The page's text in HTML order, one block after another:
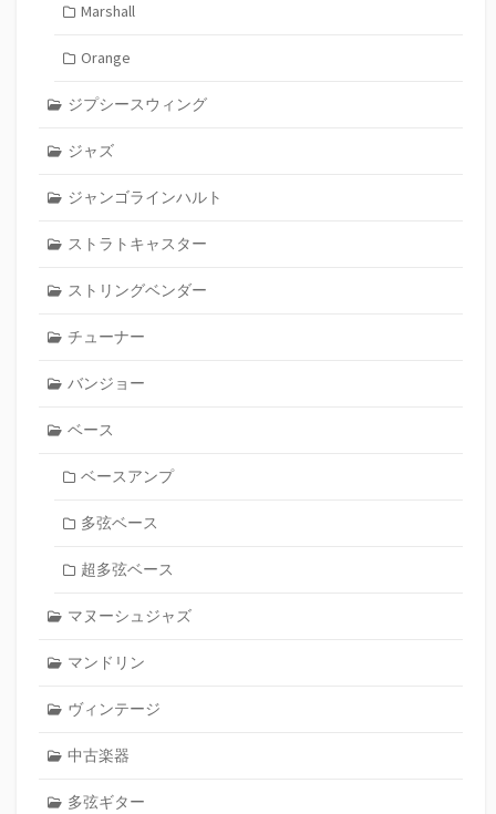
Marshall
Orange
ジプシースウィング
ジャズ
ジャンゴラインハルト
ストラトキャスター
ストリングベンダー
チューナー
バンジョー
ベース
ベースアンプ
多弦ベース
超多弦ベース
マヌーシュジャズ
マンドリン
ヴィンテージ
中古楽器
多弦ギター